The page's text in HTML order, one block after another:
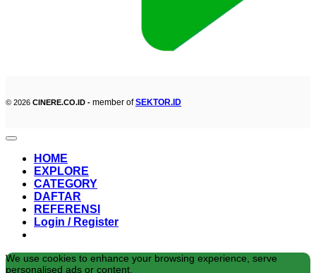
© 2026 CINERE.CO.ID - member ofSEKTOR.ID
HOME
EXPLORE
CATEGORY
DAFTAR
REFERENSI
Login / Register
We use cookies to enhance your browsing experience, serve
personalised ads or content,